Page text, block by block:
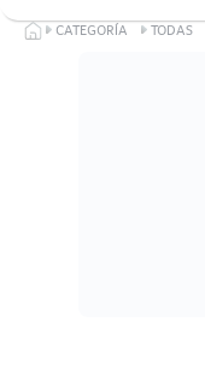
CATEGORÍA TODAS